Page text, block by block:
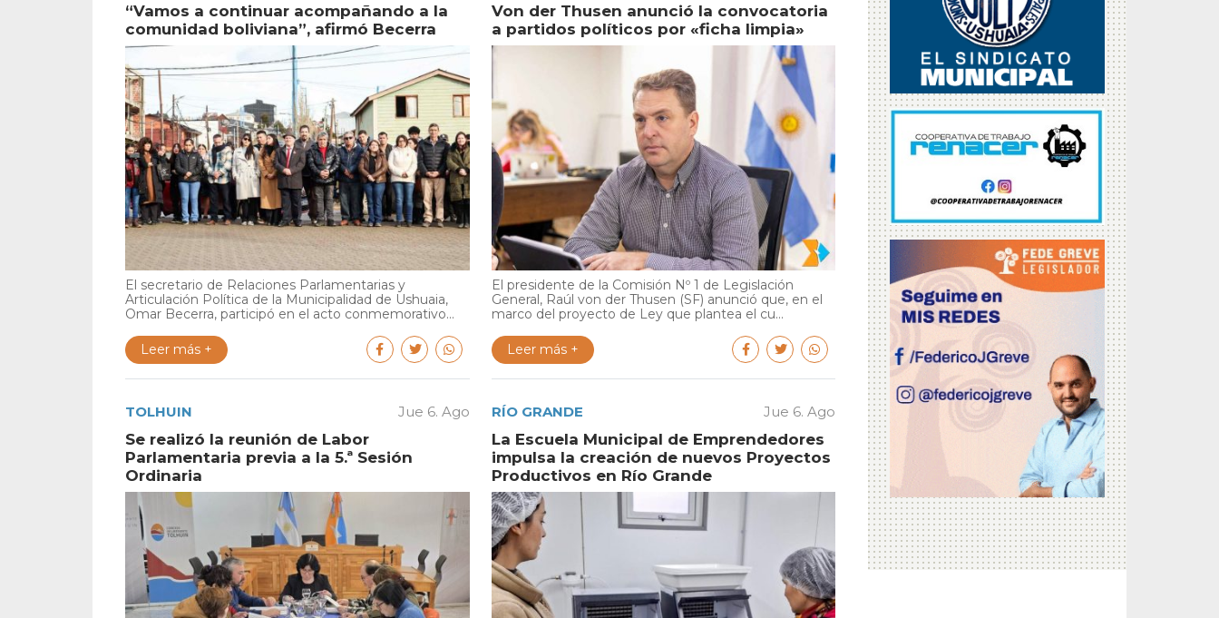
“Vamos a continuar acompañando a la
comunidad boliviana”, afirmó Becerra
El secretario de Relaciones Parlamentarias y
Articulación Política de la Municipalidad de Ushuaia,
Omar Becerra, participó en el acto conmemorativo...
Leer más +
Von der Thusen anunció la convocatoria
a partidos políticos por «ficha limpia»
El presidente de la Comisión Nº 1 de Legislación
General, Raúl von der Thusen (SF) anunció que, en el
marco del proyecto de Ley que plantea el cu...
Leer más +
TOLHUIN Jue 6. Ago
Se realizó la reunión de Labor
Parlamentaria previa a la 5.ª Sesión
Ordinaria
RÍO GRANDE Jue 6. Ago
La Escuela Municipal de Emprendedores
impulsa la creación de nuevos Proyectos
Productivos en Río Grande